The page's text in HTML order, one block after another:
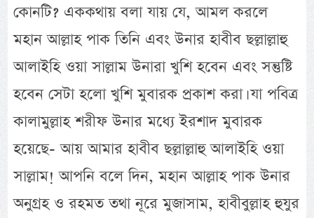
কোনটি? এককথায় বলা যায় যে, আমল করলে
মহান আল্লাহ পাক তিনি এবং উনার হাবীব ছল্লাল্লাহু
আলাইহি ওয়া সাল্লাম উনারা খুশি হবেন এবং সন্তুষ্টি
হবেন সেটা হলো খুশি মুবারক প্রকাশ করা। যা পবিত্র
কালামুল্লাহ শরীফ উনার মধ্যে ইরশাদ মুবারক
হয়েছে- আয় আমার হাবীব ছল্লাল্লাহু আলাইহি ওয়া
সাল্লাম! আপনি বলে দিন, মহান আল্লাহ পাক উনার
অনুগ্রহ ও রহমত তথা নূরে মুজাসাম, হাবীবুল্লাহ হুযুর